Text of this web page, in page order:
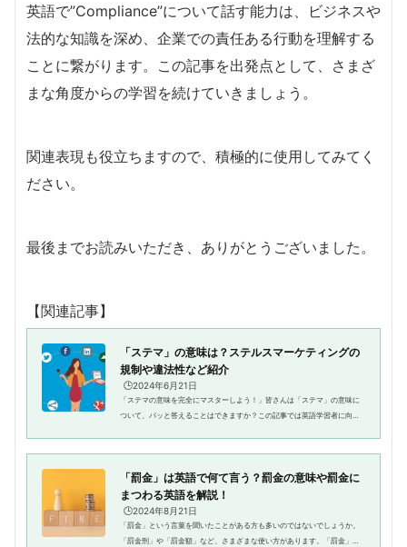
英語で”Compliance”について話す能力は、ビジネスや
法的な知識を深め、企業での責任ある行動を理解する
ことに繋がります。この記事を出発点として、さまざ
まな角度からの学習を続けていきましょう。
関連表現も役立ちますので、積極的に使用してみてく
ださい。
最後までお読みいただき、ありがとうございました。
【関連記事】
「ステマ」の意味は？ステルスマーケティングの
規制や違法性など紹介
🕒️2024年6月21日
「ステマの意味を完全にマスターしよう！」皆さんは「ステマ」の意味に
ついて、パッと答えることはできますか？この記事では英語学習者に向け
「罰金」は英語で何て言う？罰金の意味や罰金に
まつわる英語を解説！
🕒️2024年8月21日
「罰金」という言葉を聞いたことがある方も多いのではないでしょうか。
「罰金刑」や「罰金額」など、さまざまな使い方があります。「罰金」と